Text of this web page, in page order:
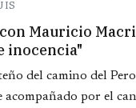
Mauricio
inocencia"
del camino del
acompañado por el